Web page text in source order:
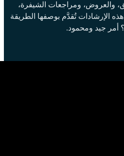
والعروض، ومراجعات الشيفرة،
الإرشادات تُقدَّم بوصفها الطريقة
أمر جيد ومحمود.